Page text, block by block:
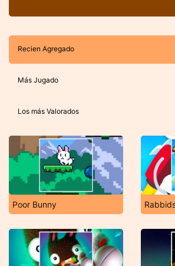
Recien Agregado
Más Jugado
Los más Valorados
Poor Bunny